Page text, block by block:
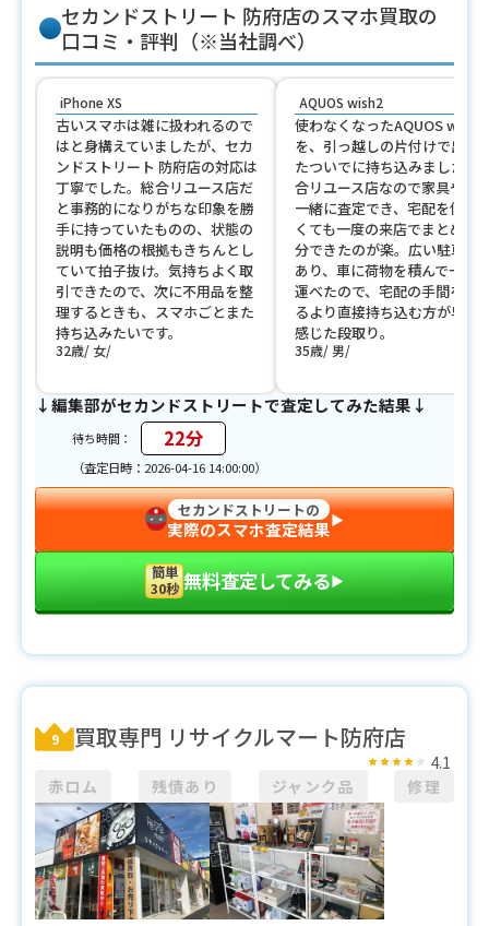
セカンドストリート 防府店のスマホ買取の
口コミ・評判（※当社調べ）
iPhone XS
古いスマホは雑に扱われるので
はと身構えていましたが、セカ
ンドストリート 防府店の対応は
丁寧でした。総合リユース店だ
と事務的になりがちな印象を勝
手に持っていたものの、状態の
説明も価格の根拠もきちんとし
ていて拍子抜け。気持ちよく取
引できたので、次に不用品を整
理するときも、スマホごとまた
持ち込みたいです。
32歳 女
AQUOS wish2
使わなくなったAQUOS wish2
を、引っ越しの片付けで出て
たついでに持ち込みました。
合リユース店なので家具や服
一緒に査定でき、宅配を使わ
くても一度の来店でまとめて
分できたのが楽。広い駐車場
あり、車に荷物を積んで一気
運べたので、宅配の手間を考
るより直接持ち込む方が早い
感じた段取り。
35歳 男
↓編集部がセカンドストリートで査定してみた結果↓
待ち時間： 22分
（査定日時：2026-04-16 14:00:00）
セカンドストリートの
実際のスマホ査定結果▶︎
簡単
30秒 無料査定してみる▶︎
9 買取専門 リサイクルマート防府店
赤ロム 残債あり ジャンク品 修理
4.1